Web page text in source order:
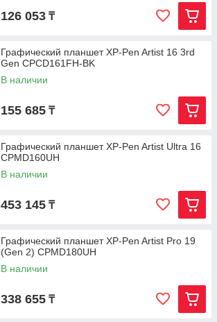
126 053 ₸
Графический планшет XP-Pen Artist 16 3rd
Gen CPCD161FH-BK
В наличии
155 685 ₸
Графический планшет XP-Pen Artist Ultra 16
CPMD160UH
В наличии
453 145 ₸
Графический планшет XP-Pen Artist Pro 19
(Gen 2) CPMD180UH
В наличии
338 655 ₸